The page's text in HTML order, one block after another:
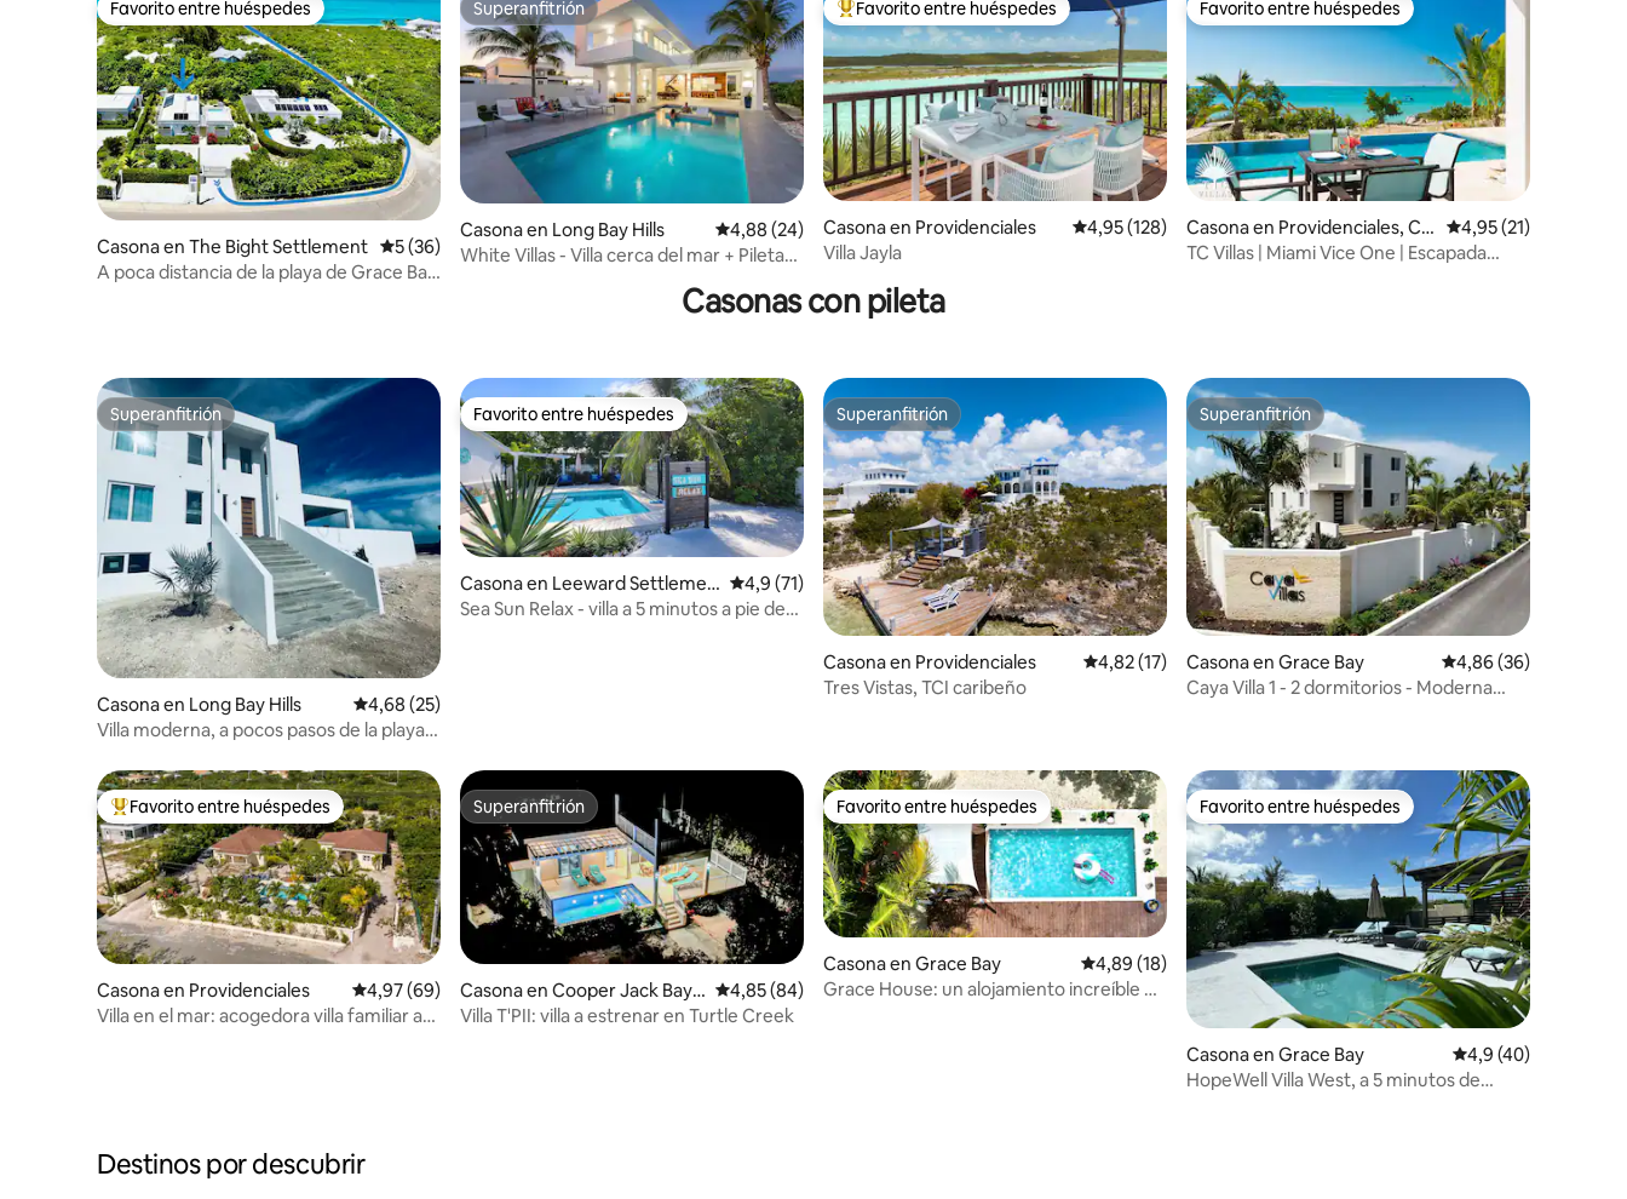
Favorito entre huéspedes
Favorito entre huéspedes
Casona en The Bight Settlement Calificación promedio: 5 de 5. 36 evaluaciones
5 (36)
A poca distancia de la playa de Grace Bay
Superanfitrión
Superanfitrión
Casona en Long Bay Hills Calificación promedio: 4,88 de 5. 24 evaluaciones
4,88 (24)
White Villas - Villa cerca del mar + Pileta
Favorito entre los huéspedes más destacados
Favorito entre huéspedes
Casona en Providenciales Calificación promedio: 4,95 de 5. 128 evaluaciones
4,95 (128)
Villa Jayla
Favorito entre huéspedes
Favorito entre huéspedes
Casona en Providenciales, Cai
cos Islands, TKCA 1ZZ, TC
Calificación
4,95 (21)
TC Villas | Miami Vice One | Escapada
Casonas con pileta
Superanfitrión
Superanfitrión
Casona en Long Bay Hills Calificación promedio: 4,68 de 5. 25 evaluaciones
4,68 (25)
Villa moderna, a pocos pasos de la playa,
Favorito entre huéspedes
Favorito entre huéspedes
Casona en Leeward Settlemen
t
Calificación promedio: 4,9 de 5. 71 evaluaciones
4,9 (71)
Sea Sun Relax - villa a 5 minutos a pie de
Superanfitrión
Superanfitrión
Casona en Providenciales Calificación promedio: 4,82 de 5. 17 evaluaciones
4,82 (17)
Tres Vistas, TCI caribeño
Superanfitrión
Superanfitrión
Casona en Grace Bay Calificación
4,86 (36)
Caya Villa 1 - 2 dormitorios - Moderna
Favorito entre los huéspedes más destacados
Favorito entre huéspedes
Casona en Providenciales Calificación promedio: 4,97 de 5. 69 evaluaciones
4,97 (69)
Villa en el mar: acogedora villa familiar a
Superanfitrión
Superanfitrión
Casona en Cooper Jack Bay S
ettlement
Calificación promedio: 4,85 de 5. 84 evaluaciones
4,85 (84)
Villa T'PII: villa a estrenar en Turtle Creek
Favorito entre huéspedes
Favorito entre huéspedes
Casona en Grace Bay Calificación promedio: 4,89 de 5. 18 evaluaciones
4,89 (18)
Grace House: un alojamiento increíble en
Favorito entre huéspedes
Favorito entre huéspedes
Casona en Grace Bay Calificación
4,9 (40)
HopeWell Villa West, a 5 minutos de
Destinos por descubrir